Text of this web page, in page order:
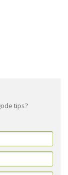
tips?